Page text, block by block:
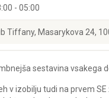
- 05:00
Tiffany, Masarykova 24,
sestavina vsakega
v izobilju tudi na prvem